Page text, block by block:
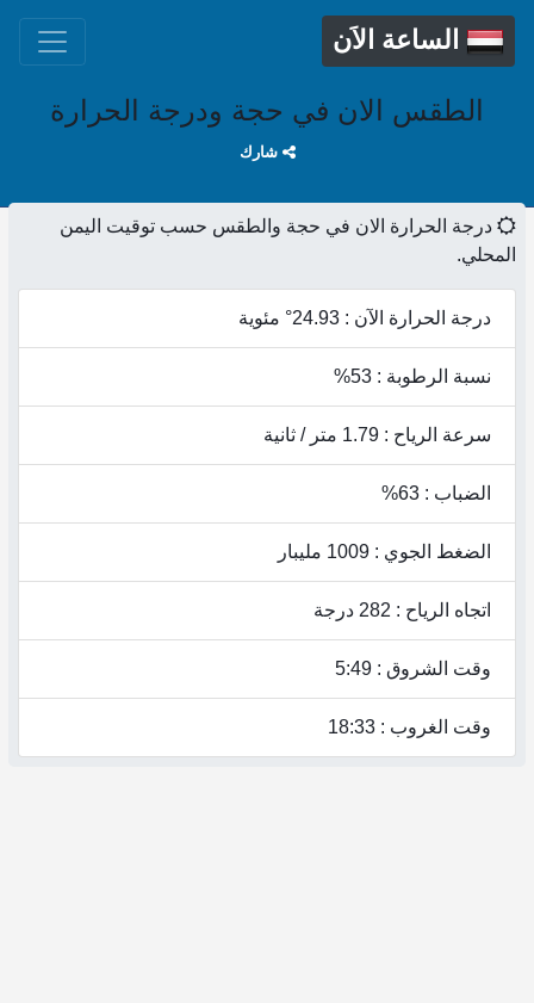
الساعة الاَن
الطقس الان في حجة ودرجة الحرارة
شارك
درجة الحرارة الان في حجة والطقس حسب توقيت اليمن
المحلي.
درجة الحرارة الآن : 24.93° مئوية
نسبة الرطوبة : 53%
سرعة الرياح : 1.79 متر / ثانية
الضباب : 63%
الضغط الجوي : 1009 مليبار
اتجاه الرياح : 282 درجة
وقت الشروق : 5:49
وقت الغروب : 18:33